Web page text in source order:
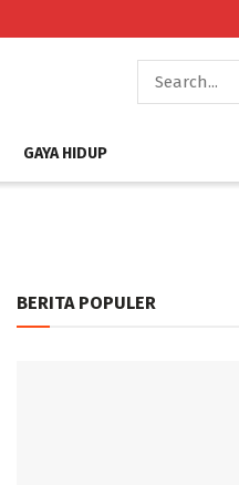
GAYA HIDUP
BERITA POPULER